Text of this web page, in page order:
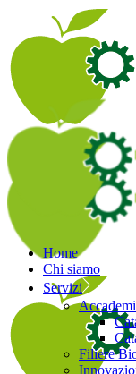
Home
Chi siamo
Servizi
Filiere